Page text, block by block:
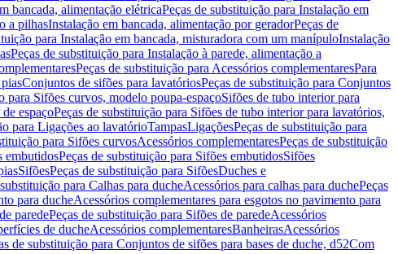
bancada, alimentação elétricaPeças de substituição para Instalação em
a pilhasInstalação em bancada, alimentação por geradorPeças de
para Instalação em bancada, misturadora com um manípuloInstalação
Peças de substituição para Instalação à parede, alimentação a
Peças de substituição para Acessórios complementaresPara
Conjuntos de sifões para lavatóriosPeças de substituição para Conjuntos
para Sifões curvos, modelo poupa-espaçoSifões de tubo interior para
espaçoPeças de substituição para Sifões de tubo interior para lavatórios,
para Ligações ao lavatórioTampasLigaçõesPeças de substituição para
para Sifões curvosAcessórios complementaresPeças de substituição
embutidosPeças de substituição para Sifões embutidosSifões
SifõesPeças de substituição para SifõesDuches e
para Calhas para ducheAcessórios para calhas para duchePeças
para ducheAcessórios complementares para esgotos no pavimento para
paredePeças de substituição para Sifões de paredeAcessórios
de ducheAcessórios complementaresBanheirasAcessórios
de substituição para Conjuntos de sifões para bases de duche, d52Com